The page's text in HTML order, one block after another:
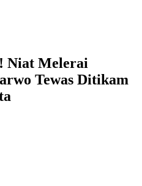
Niat Melerai
Tewas Ditikam